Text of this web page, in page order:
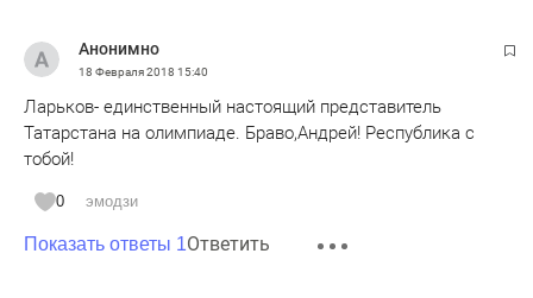
Анонимно
18 Февраля 2018 15:40
Ларьков- единственный настоящий представитель
Татарстана на олимпиаде. Браво,Андрей! Республика с
тобой!
0 эмодзи
Показать ответы 1Ответить